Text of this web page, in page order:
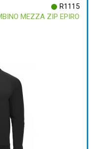
R1115
MEZZA ZIP EPIRO